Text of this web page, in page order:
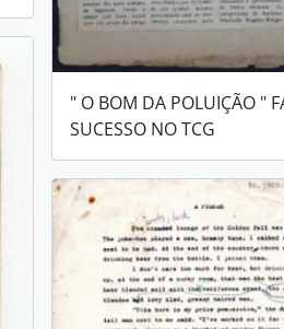
" O BOM DA POLUIÇÃO "
SUCESSO NO TCG